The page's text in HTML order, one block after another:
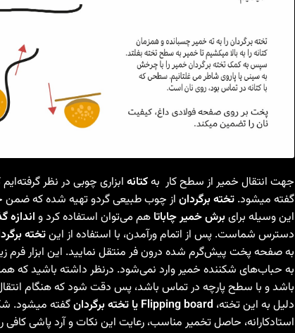
جهت انتقال خمیر از سطح کار بهکتانه ابزاری چوبی در نظر
گفته میشود.تخته برگردان از چوب طبیعی گردو تهیه شده که ضمن
این وسیله برایبرش خمیر چاباتا هم می‌توان استفاده کرد و
دسترس شماست. پس از اتمام ورآمدن، با استفاده از اینتخته
به صفحه پخت پیش‌گرم شده درون فر منتقل نمایید. این ابزار فرم
به حباب‌های شکننده خمیر وارد نمی‌شود. درنظر داشته باشید که
باشد و با سطح پارچه در تماس باشد، پس دقت شود که هنگام
دلیل به این تخته، Flipping board یا تخته برگردان
گفته میشود.
استادکارانه، حاصل تخمیر مناسب، رعایت این نکات و آرد پاشی کافی